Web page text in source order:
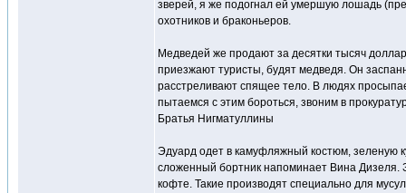
зверей, я же подогнал ей умершую лошадь
охотников и браконьеров.
Медведей же продают за десятки тысяч
приезжают туристы, будят медведя. Он
расстреливают спящее тело. В людях
пытаемся с этим бороться, звоним в
Братья Нигматуллины
Эдуард одет в камуфляжный костюм, зеленую
сложенный бортник напоминает Вина Дизеля.
кофте. Такие производят специально для